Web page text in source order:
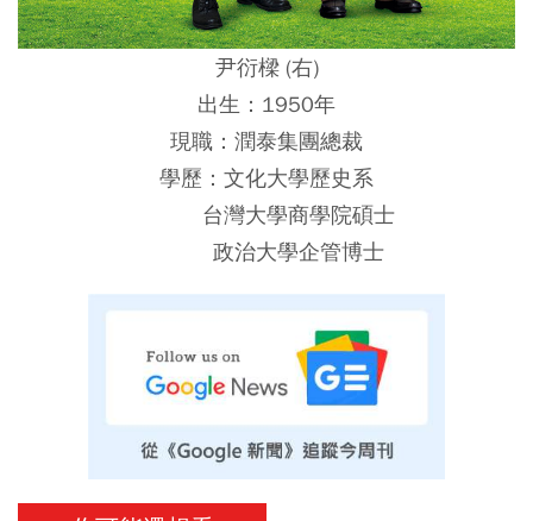
尹衍樑 (右)
出生：1950年
現職：潤泰集團總裁
學歷：文化大學歷史系
台灣大學商學院碩士
政治大學企管博士